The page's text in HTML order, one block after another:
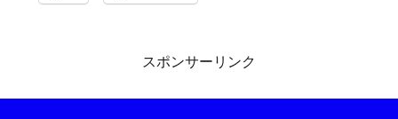
スポンサーリンク